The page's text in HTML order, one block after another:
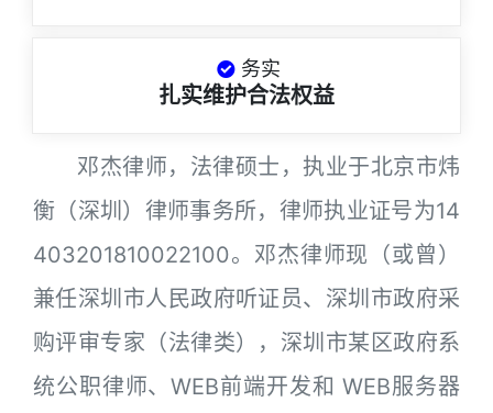
务实
扎实维护合法权益
邓杰律师，法律硕士，执业于北京市炜
衡（深圳）律师事务所，律师执业证号为14
403201810022100。邓杰律师现（或曾）
兼任深圳市人民政府听证员、深圳市政府采
购评审专家（法律类），深圳市某区政府系
统公职律师、WEB前端开发和 WEB服务器